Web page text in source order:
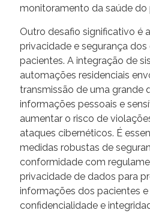
monitoramento da saúde do
Outro desafio significativo é
privacidade e segurança
pacientes. A integração de
automações residenciais
transmissão de uma grande
informações pessoais e
aumentar o risco de
ataques cibernéticos. É
medidas robustas de
conformidade com
privacidade de dados para
informações dos pacientes e
confidencialidade e